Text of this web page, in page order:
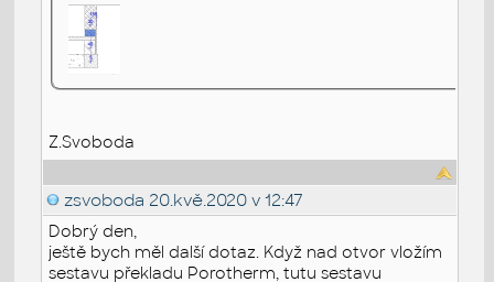
Z.Svoboda
zsvoboda 20.kvě.2020 v 12:47
Dobrý den,
ještě bych měl další dotaz. Když nad otvor vložím
sestavu překladu Porotherm, tutu sestavu